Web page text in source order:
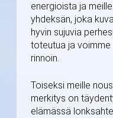
energioista ja
yhdeksän, joka
hyvin sujuvia
toteutua ja
rinnoin.
Toiseksi meille
merkitys on
elämässä